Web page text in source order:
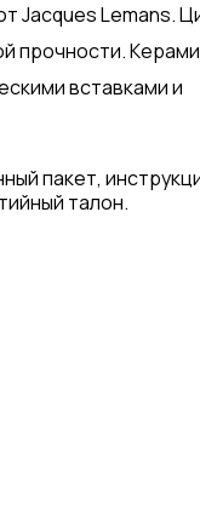
Jacques Lemans.
прочности.
вставками и
пакет,
талон.